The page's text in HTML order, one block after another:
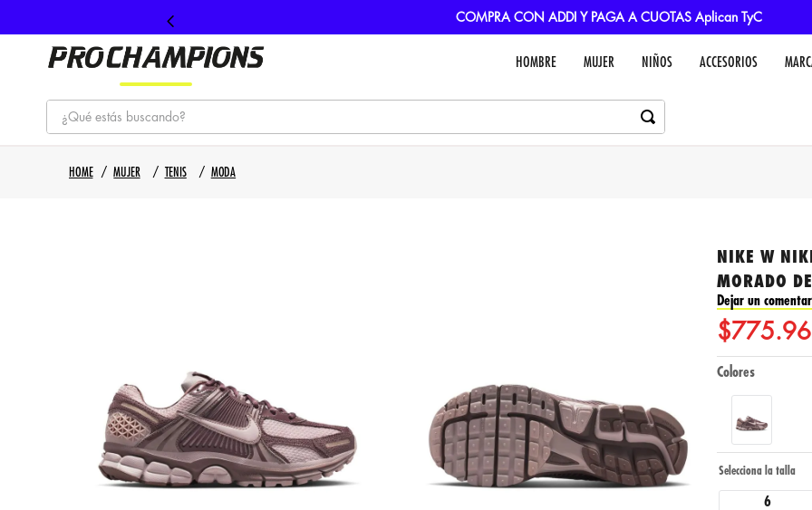
COMPRA CON ADDI Y PAGA A CUOTAS Aplican TyC
HOMBRE MUJER NIÑOS ACCESORIOS
¿Qué estás buscando?
1. tenis
MUJER TENIS MODA
NIKE W
MORADO
Dejar un
$775.
Colores
6